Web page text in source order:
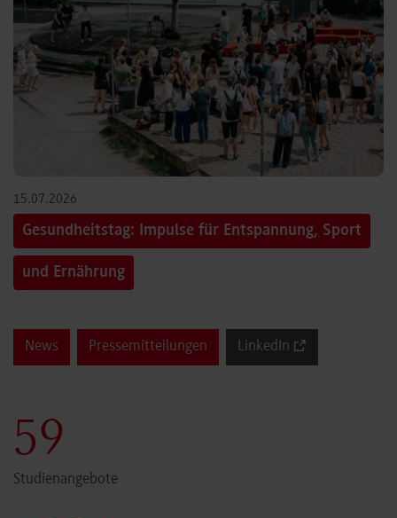
15.07.2026
Gesundheitstag: Impulse für Entspannung, Sport
und Ernährung
News Pressemitteilungen LinkedIn
59
Studienangebote